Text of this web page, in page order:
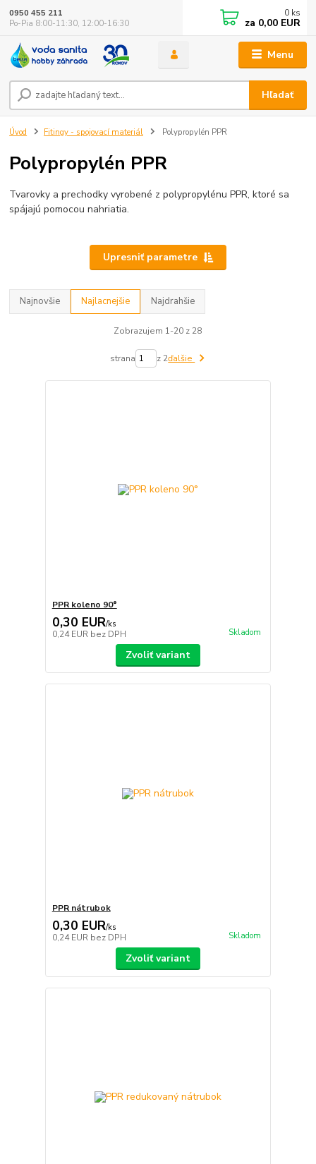
Menu
Hľadať
0950 455 211
Po-Pia 8:00-11:30, 12:00-16:30
0 ks
za 0,00 EUR
Úvod Fitingy - spojovací materiál Polypropylén PPR
Polypropylén PPR
Tvarovky a prechodky vyrobené z polypropylénu PPR, ktoré sa
spájajú pomocou nahriatia.
Upresniť parametre
Najnovšie Najlacnejšie Najdrahšie
Zobrazujem 1-20 z 28
strana z 2ďalšie
PPR koleno 90°
0,30 EUR/ks
0,24 EUR bez DPH Skladom
Zvoliť variant
PPR nátrubok
0,30 EUR/ks
0,24 EUR bez DPH Skladom
Zvoliť variant